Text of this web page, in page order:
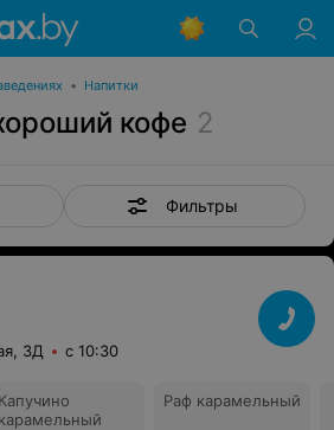
• Напитки
кофе 2
Фильтры
3Д с 10:30
Капучино
карамельный
Раф карамельный